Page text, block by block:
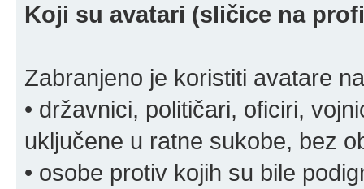
Koji su avatari (sličice na
Zabranjeno je koristiti avatare
• državnici, političari, oficiri,
uključene u ratne sukobe, bez
• osobe protiv kojih su bile